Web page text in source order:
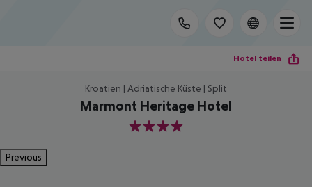
Hotel teilen
Kroatien | Adriatische Küste | Split
Marmont Heritage Hotel
4
Previous